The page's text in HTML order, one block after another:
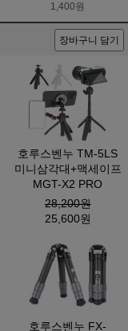
1,400원
장바구니 담기
호루스벤누 TM-5LS
미니삼각대+맥세이프
MGT-X2 PRO
28,200원
25,600원
호루스벤누 FX-